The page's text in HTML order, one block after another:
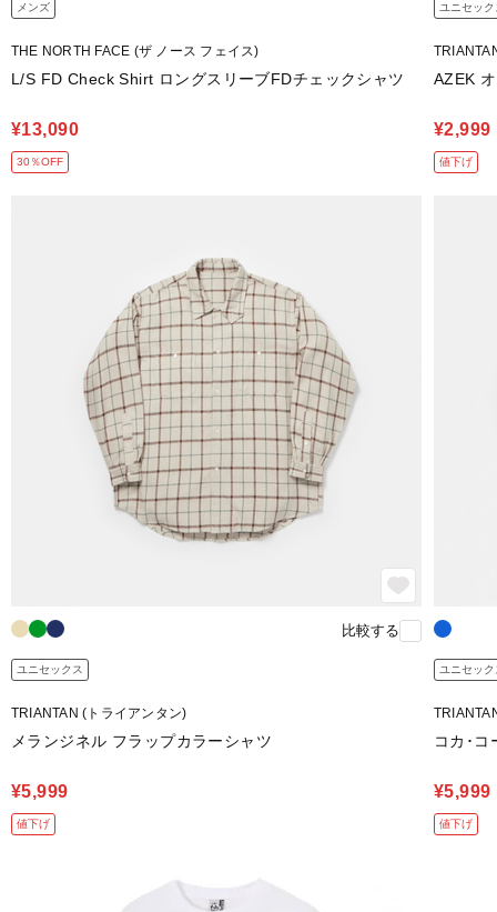
メンズ
THE NORTH FACE (ザ ノース フェイス)
L/S FD Check Shirt ロングスリーブFDチェックシャツ
¥13,090
30％OFF
ユニセック
AZEK
¥2,999
値下げ
比較する
ユニセックス
TRIANTAN (トライアンタン)
メランジネル フラップカラーシャツ
¥5,999
値下げ
ユニセック
コカ･コ
¥5,999
値下げ